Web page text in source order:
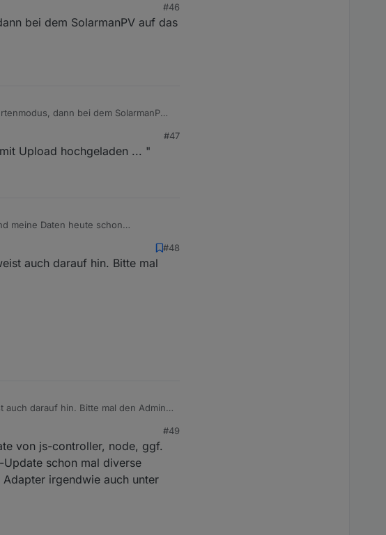
- lief ohne Fehler durch. Die
nicht:
#46
bei dem SolarmanPV auf das
#47
Upload hochgeladen ... "
meine Daten heute schon
- lief ohne Fehler durch. Die
nicht:
#48
auch darauf hin. Bitte mal
darauf hin. Bitte mal den Admin
#49
von js-controller, node, ggf.
schon mal diverse
irgendwie auch unter